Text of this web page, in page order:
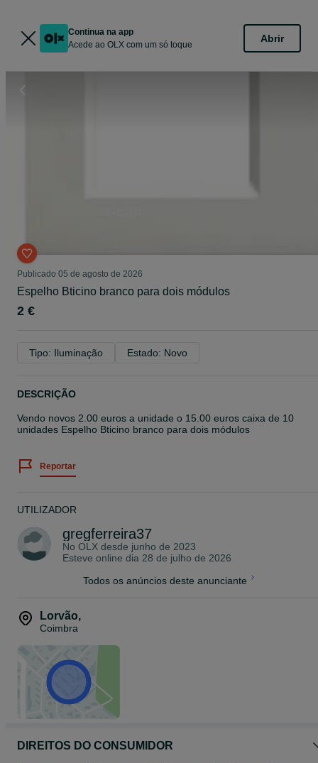
Continua na app
Acede ao OLX com um só toque
Abrir
Publicado 05 de agosto de 2026
Espelho Bticino branco para dois módulos
2 €
Tipo: Iluminação Estado: Novo
DESCRIÇÃO
Vendo novos 2.00 euros a unidade o 15.00 euros caixa de 10
unidades Espelho Bticino branco para dois módulos
Reportar
UTILIZADOR
gregferreira37
No OLX desde junho de 2023
Esteve online dia 28 de julho de 2026
Todos os anúncios deste anunciante
Lorvão,
Coimbra
DIREITOS DO CONSUMIDOR